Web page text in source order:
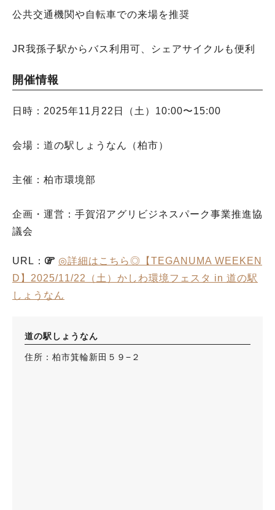
公共交通機関や自転車での来場を推奨
JR我孫子駅からバス利用可、シェアサイクルも便利
開催情報
日時：2025年11月22日（土）10:00〜15:00
会場：道の駅しょうなん（柏市）
主催：柏市環境部
企画・運営：手賀沼アグリビジネスパーク事業推進協
議会
URL：
◎詳細はこちら◎【TEGANUMA WEEKEN
D】2025/11/22（土）かしわ環境フェスタ in 道の駅
しょうなん
道の駅しょうなん
住所：柏市箕輪新田５９−２